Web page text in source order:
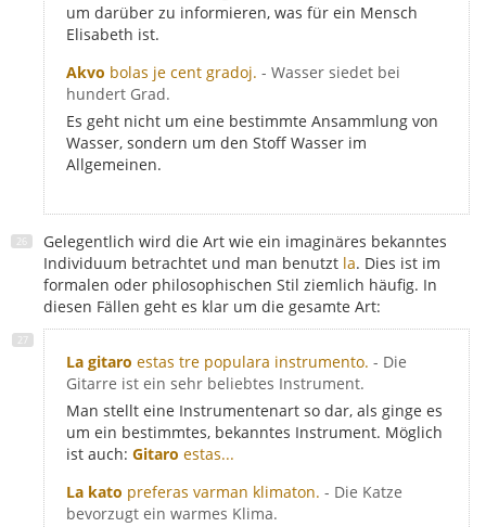
um darüber zu informieren, was für ein Mensch
Elisabeth ist.
Akvo bolas je cent gradoj. - Wasser siedet bei
hundert Grad.
Es geht nicht um eine bestimmte Ansammlung von
Wasser, sondern um den Stoff Wasser im
Allgemeinen.
Gelegentlich wird die Art wie ein imaginäres bekanntes
Individuum betrachtet und man benutzt la. Dies ist im
formalen oder philosophischen Stil ziemlich häufig. In
diesen Fällen geht es klar um die gesamte Art:
La gitaro estas tre populara instrumento. - Die
Gitarre ist ein sehr beliebtes Instrument.
Man stellt eine Instrumentenart so dar, als ginge es
um ein bestimmtes, bekanntes Instrument. Möglich
ist auch: Gitaro estas...
La kato preferas varman klimaton. - Die Katze
bevorzugt ein warmes Klima.